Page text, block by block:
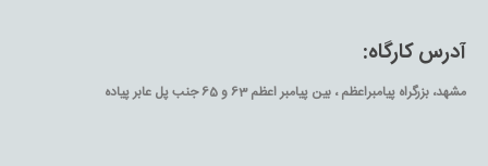
آدرس کارگاه:
مشهد، بزرگراه پیامبراعظم ، بین پیامبر اعظم 63 و 65 جنب پل عابر پیاده